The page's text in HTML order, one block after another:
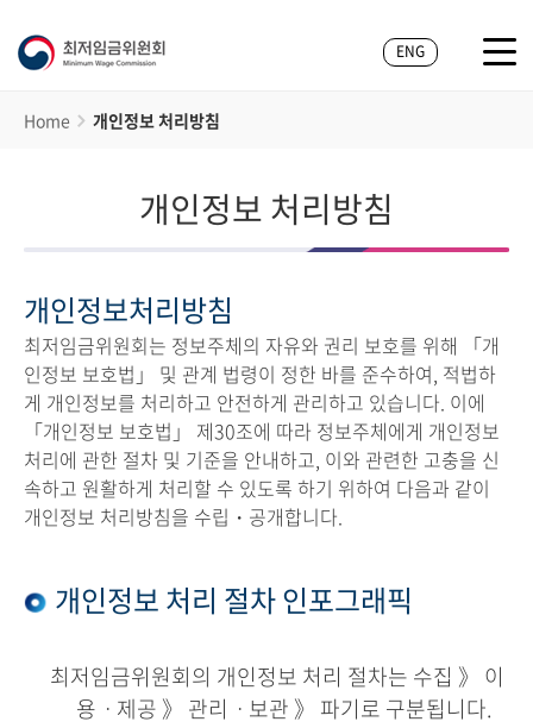
ENG
Home 개인정보 처리방침
개인정보 처리방침
개인정보처리방침
최저임금위원회는 정보주체의 자유와 권리 보호를 위해 「개
인정보 보호법」 및 관계 법령이 정한 바를 준수하여, 적법하
게 개인정보를 처리하고 안전하게 관리하고 있습니다. 이에
「개인정보 보호법」 제30조에 따라 정보주체에게 개인정보
처리에 관한 절차 및 기준을 안내하고, 이와 관련한 고충을 신
속하고 원활하게 처리할 수 있도록 하기 위하여 다음과 같이
개인정보 처리방침을 수립・공개합니다.
개인정보 처리 절차 인포그래픽
최저임금위원회의 개인정보 처리 절차는 수집 》 이
용ㆍ제공 》 관리ㆍ보관 》 파기로 구분됩니다.